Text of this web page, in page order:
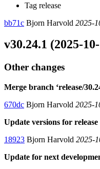
Tag release
bb71c Bjorn Harvold 2025-
v30.24.1 (2025-
Other changes
Merge branch ‘release/
670dc Bjorn Harvold 2025-
Update versions for release
18923 Bjorn Harvold 2025-
Update for next